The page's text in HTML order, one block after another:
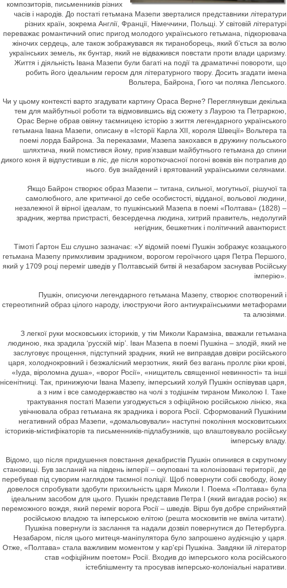
композиторів, письменників різних
часів і народів. До постаті гетьмана Мазепи зверталися представники літератури
різних країн, зокрема Англії, Франції, Німеччини, Польщі. У світовій літературі
переважає романтичний опис пригод молодого українського гетьмана, підкорювача
жіночих сердець, але також зображувався як тираноборець, який б’ється за волю
українських земель, як бунтар, який не відважився повстати проти влади царизму.
Життя і діяльність Івана Мазепи були багаті на події та драматичні повороти, що
робить його ідеальним героєм для літературного твору. Досить згадати імена
Вольтера, Байрона, Гюго чи поляка Лепського.
Чи у цьому контексті варто згадувати картину Ораса Верне? Переглянувши декілька
тем для майбутньої роботи та відмовившись від сюжету з Лаурою та Петраркою,
Орас Верне обрав овіяну таємницею історію з життя легендарного українського
гетьмана Івана Мазепи, описану в «Історії Карла XII, короля Швеції» Вольтера та
поемі лорда Байрона. За переказами, Мазепа закохався в дружину польського
шляхтича, який помстився йому, прив’язавши майбутнього гетьмана до спини
дикого коня й відпустивши в ліс, де після короткочасної погоні вовків він потрапив до
нього. був знайдений і врятований українськими селянами.
Якщо Байрон створює образ Мазепи – титана, сильної, могутньої, рішучої та
самолюбного, але критичної до себе особистості, відданої, вольової людини,
незалежної й вірної ідеалам, то пушкінський Мазепа в поемі «Полтава» (1828) –
зрадник, жертва пристрасті, безсердечна людина, хитрий правитель, недолугий
негідник, бешкетник і політичний авантюрист.
Тімоті Ґартон Еш слушно зазначає: «У відомій поемі Пушкін зображує козацького
гетьмана Мазепу примхливим зрадником, ворогом героїчного царя Петра Першого,
який у 1709 році переміг шведів у Полтавській битві й незабаром заснував Російську
імперію».
Пушкін, описуючи легендарного гетьмана Мазепу, створює спотворений і
стереотипний образ цілого народу, ілюструючи його антиукраїнськими метафорами
та алюзіями.
З легкої руки московських істориків, у тім Миколи Карамзіна, вважали гетьмана
людиною, яка зрадила ‘русскій мір’. Іван Мазепа в поемі Пушкіна – злодій, який не
заслуговує прощення, підступний зрадник, який не виправдав довіри російського
царя, холоднокровний і безжалісний мерзотник, який без вагань проллє ріки крові,
«Іуда, віроломна душа», «ворог Росії», «нищитель священної невинності» та інші
нісенітниці. Так, принижуючи Івана Мазепу, імперський холуй Пушкін оспівував царя,
а з ним і все самодержавство на чолі з тодішнім тираном Миколою І. Таке
трактування постаті Мазепи узгоджується з офіційною російською лінією, яка
увічнювала образ гетьмана як зрадника і ворога Росії. Сформований Пушкіним
негативний образ Мазепи, «домальовували» наступні покоління московитських
істориків-містифікаторів та письменників-підлабузників, що влаштовувало російську
імперську владу.
Відомо, що після придушення повстання декабристів Пушкін опинився в скрутному
становищі. Був засланий на південь імперії – окуповані та колонізовані території, де
перебував під суворим наглядом таємної поліції. Щоб повернути собі свободу, йому
довелося спробувати здобути прихильність царя Миколи І. Поема «Полтава» була
ідеальним засобом для цього. Пушкін представив Петра I (який вигадав росію) як
переможного вождя, який переміг ворога Росії – шведів. Вірш був добре сприйнятий
російською владою та імперською елітою (решта московитів не вміла читати).
Пушкіна повернули із заслання та надали дозвіл повернутися до Петербурга.
Незабаром, після цього митеця-маніпулятора було запрошено аудієнцію у царя.
Отже, «Полтава» стала важливим моментом у кар'єрі Пушкіна. Завдяки їй літератор
став «офіційним поетом» Росії. Входив до імперського кола російського
істеблішменту та просував імперсько-колоніальні наративи.